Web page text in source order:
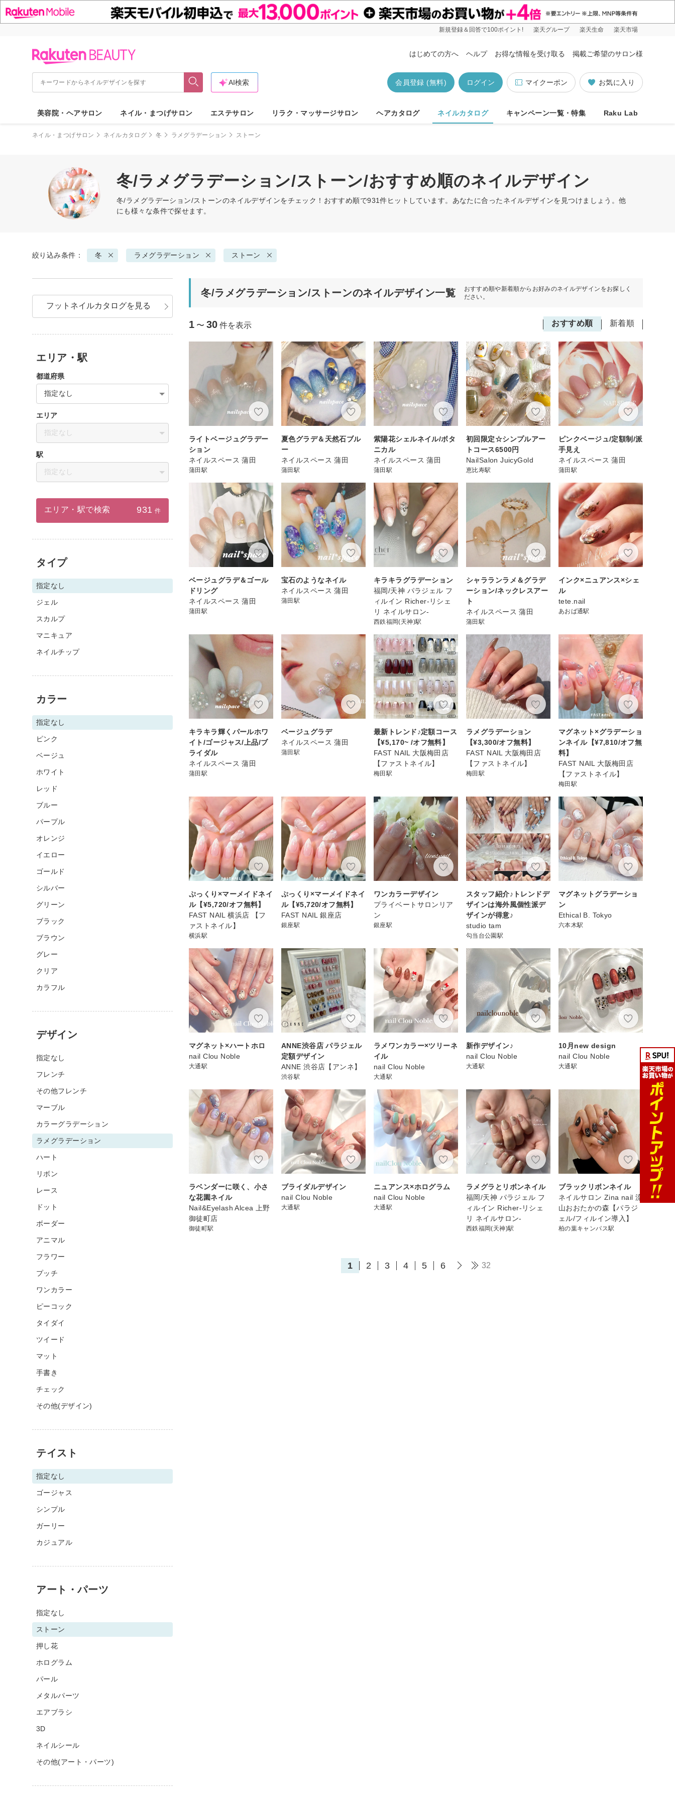
新規登録＆回答で100ポイント! 楽天グループ 楽天生命 楽天市場
はじめての方へ ヘルプ お得な情報を受け取る 掲載ご希望のサロン様
お気に入り
マイクーポン
ログイン
会員登録 (無料)
AI検索
美容院・ヘアサロン ネイル・まつげサロン エステサロン リラク・マッサージサロン ヘアカタログ ネイルカタログ キャンペーン一覧・特集 Raku Lab
ネイル・まつげサロン ネイルカタログ 冬 ラメグラデーション ストーン
冬/ラメグラデーション/ストーン/おすすめ順のネイルデザイン
冬/ラメグラデーション/ストーンのネイルデザインをチェック！おすすめ順で931件ヒットしています。あなたに合ったネイルデザインを見つけましょう。他
にも様々な条件で探せます。
絞り込み条件： 冬 ラメグラデーション ストーン
冬/ラメグラデーション/ストーンのネイルデザイン一覧
おすすめ順や新着順からお好みのネイルデザインをお探しく
ださい。
おすすめ順 新着順
1 〜 30 件を表示
ライトベージュグラデー
ション
ネイルスペース 蒲田
蒲田駅
夏色グラデ＆天然石ブル
ー
ネイルスペース 蒲田
蒲田駅
紫陽花シェルネイル/ボタ
ニカル
ネイルスペース 蒲田
蒲田駅
初回限定☆シンプルアー
トコース6500円
NailSalon JuicyGold
恵比寿駅
ピンクベージュ/定額制/派
手見え
ネイルスペース 蒲田
蒲田駅
ベージュグラデ＆ゴール
ドリング
ネイルスペース 蒲田
蒲田駅
宝石のようなネイル
ネイルスペース 蒲田
蒲田駅
キラキラグラデーション
福岡/天神 パラジェル フ
ィルイン Richer-リシェ
リ ネイルサロン-
西鉄福岡(天神)駅
シャラランラメ＆グラデ
ーション/ネックレスアー
ト
ネイルスペース 蒲田
蒲田駅
インク×ニュアンス×シェ
ル
tete.nail
あおば通駅
キラキラ輝くパールホワ
イト/ゴージャス/上品/ブ
ライダル
ネイルスペース 蒲田
蒲田駅
ベージュグラデ
ネイルスペース 蒲田
蒲田駅
最新トレンド♪定額コース
【¥5,170~ /オフ無料】
FAST NAIL 大阪梅田店
【ファストネイル】
梅田駅
ラメグラデーション
【¥3,300/オフ無料】
FAST NAIL 大阪梅田店
【ファストネイル】
梅田駅
マグネット×グラデーショ
ンネイル【¥7,810/オフ無
料】
FAST NAIL 大阪梅田店
【ファストネイル】
梅田駅
ぷっくり×マーメイドネイ
ル【¥5,720/オフ無料】
FAST NAIL 横浜店 【フ
ァストネイル】
横浜駅
ぷっくり×マーメイドネイ
ル【¥5,720/オフ無料】
FAST NAIL 銀座店
銀座駅
ワンカラーデザイン
プライベートサロンリア
ン
銀座駅
スタッフ紹介♪トレンドデ
ザインは海外風個性派デ
ザインが得意♪
studio tam
勾当台公園駅
マグネットグラデーショ
ン
Ethical B. Tokyo
六本木駅
マグネット×ハートホロ
nail Clou Noble
大通駅
ANNE渋谷店 パラジェル
定額デザイン
ANNE 渋谷店【アンネ】
渋谷駅
ラメワンカラー×ツリーネ
イル
nail Clou Noble
大通駅
新作デザイン♪
nail Clou Noble
大通駅
10月new design
nail Clou Noble
大通駅
ラベンダーに咲く、小さ
な花園ネイル
Nail&Eyelash Alcea 上野
御徒町店
御徒町駅
ブライダルデザイン
nail Clou Noble
大通駅
ニュアンス×ホログラム
nail Clou Noble
大通駅
ラメグラとリボンネイル
福岡/天神 パラジェル フ
ィルイン Richer-リシェ
リ ネイルサロン-
西鉄福岡(天神)駅
ブラックリボンネイル
ネイルサロン Zina nail 流
山おおたかの森【パラジ
ェル/フィルイン導入】
柏の葉キャンパス駅
1 2 3 4 5 6 32
フットネイルカタログを見る
エリア・駅
都道府県
指定なし
エリア
指定なし
駅
指定なし
エリア・駅で検索 931 件
タイプ
指定なし
ジェル
スカルプ
マニキュア
ネイルチップ
カラー
指定なし
ピンク
ベージュ
ホワイト
レッド
ブルー
パープル
オレンジ
イエロー
ゴールド
シルバー
グリーン
ブラック
ブラウン
グレー
クリア
カラフル
デザイン
指定なし
フレンチ
その他フレンチ
マーブル
カラーグラデーション
ラメグラデーション
ハート
リボン
レース
ドット
ボーダー
アニマル
フラワー
プッチ
ワンカラー
ピーコック
タイダイ
ツイード
マット
手書き
チェック
その他(デザイン)
テイスト
指定なし
ゴージャス
シンプル
ガーリー
カジュアル
アート・パーツ
指定なし
ストーン
押し花
ホログラム
パール
メタルパーツ
エアブラシ
3D
ネイルシール
その他(アート・パーツ)